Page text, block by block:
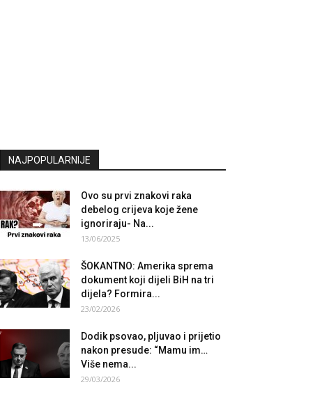
NAJPOPULARNIJE
Ovo su prvi znakovi raka
debelog crijeva koje žene
ignoriraju- Na...
13/06/2025
ŠOKANTNO: Amerika sprema
dokument koji dijeli BiH na tri
dijela? Formira...
23/02/2026
Dodik psovao, pljuvao i prijetio
nakon presude: “Mamu im…
Više nema...
29/03/2026